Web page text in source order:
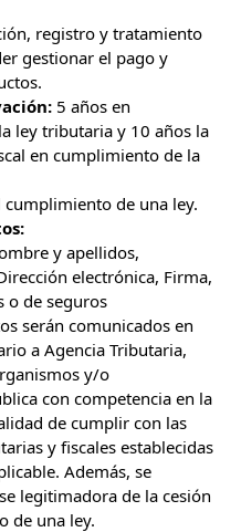
registro y tratamiento
gestionar el pago y
5 años en
ley tributaria y 10 años la
en cumplimiento de la
cumplimiento de una ley.
y apellidos,
electrónica, Firma,
o de seguros
serán comunicados en
a Agencia Tributaria,
y/o
con competencia en la
de cumplir con las
y fiscales establecidas
Además, se
legitimadora de la cesión
de una ley.